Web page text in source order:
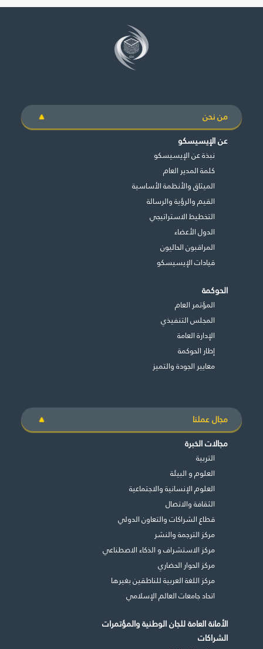
من نحن
عن الإيسيسكو
نبذة عن الإيسيسكو
كلمة المدير العام
الميثاق والأنظمة الأساسية
القيم والرؤية والرسالة
التخطيط الاستراتيجي
الدول الأعضاء
المراقبون الحاليون
قيادات الإيسيسكو
الحوكمة
المؤتمر العام
المجلس التنفيذي
اﻹدارة العامة
إطار الحوكمة
معايير الجودة والتميز
مجال عملنا
مجالات الخبرة
التربية
العلوم و البيئة
العلوم الإنسانية والاجتماعية
الثقافة والاتصال
قطاع الشراكات والتعاون الدولي
مركز الترجمة والنشر
مركز الاستشراف و الذكاء الاصطناعي
مركز الحوار الحضاري
مركز اللغة العربية للناطقين بغيرها
اتحاد جامعات العالم الإسلامي
الأمانة العامة للجان الوطنية والمؤتمرات
الشراكات